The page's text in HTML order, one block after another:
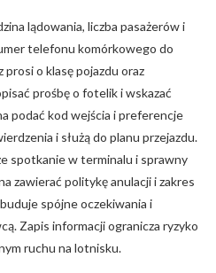
lądowania, liczba pasażerów i
telefonu komórkowego do
o klasę pojazdu oraz
prośbę o fotelik i wskazać
podać kod wejścia i preferencje
i służą do planu przejazdu.
spotkanie w terminalu i sprawny
zawierać politykę anulacji i zakres
spójne oczekiwania i
Zapis informacji ogranicza ryzyko
ruchu na lotnisku.